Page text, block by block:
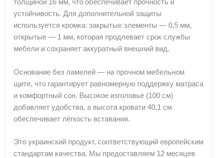
толщиной 16 мм, что обеспечивает прочность и
устойчивость. Для дополнительной защиты
используется кромка: закрытые элементы — 0,5 мм,
открытые — 1 мм, которая продлевает срок службы
мебели и сохраняет аккуратный внешний вид.
Основание без ламелей — на прочном мебельном
щите, что гарантирует равномерную поддержку матраса
и комфортный сон. Высокое изголовье (100 см)
добавляет удобства, а высота кровати 40,1 см
обеспечивает лёгкость вставания.
Это украинский продукт, соответствующий европейским
стандартам качества. Мы предоставляем 12 месяцев